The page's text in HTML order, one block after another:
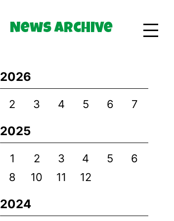
News Archive
2026
2 3 4 5 6 7
2025
1 2 3 4 5
6
8
10 11 12
2024